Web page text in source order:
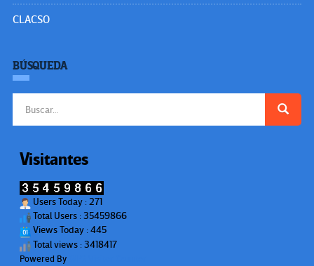
CLACSO
BÚSQUEDA
Visitantes
Users Today : 271
Total Users : 35459866
Views Today : 445
Total views : 3418417
Powered By